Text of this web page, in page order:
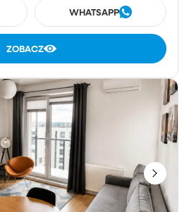
WHATSAPP
ZOBACZ